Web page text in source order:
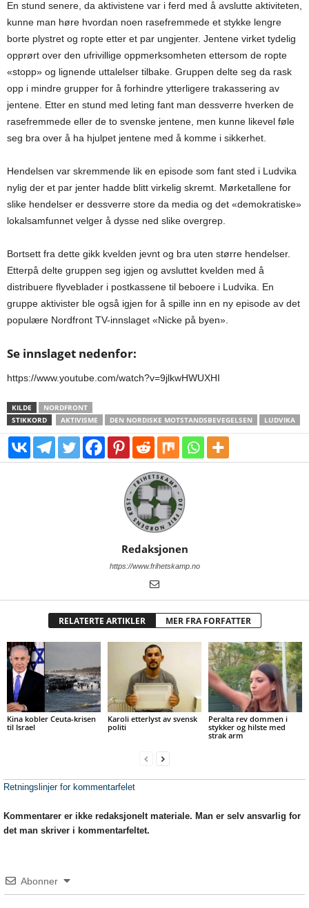
En stund senere, da aktivistene var i ferd med å avslutte aktiviteten,
kunne man høre hvordan noen rasefremmede et stykke lengre
borte plystret og ropte etter et par ungjenter. Jentene virket tydelig
opprørt over den ufrivillige oppmerksomheten ettersom de ropte
«stopp» og lignende uttalelser tilbake. Gruppen delte seg da rask
opp i mindre grupper for å forhindre ytterligere trakassering av
jentene. Etter en stund med leting fant man dessverre hverken de
rasefremmede eller de to svenske jentene, men kunne likevel føle
seg bra over å ha hjulpet jentene med å komme i sikkerhet.
Hendelsen var skremmende lik en episode som fant sted i Ludvika
nylig der et par jenter hadde blitt virkelig skremt. Mørketallene for
slike hendelser er dessverre store da media og det «demokratiske»
lokalsamfunnet velger å dysse ned slike overgrep.
Bortsett fra dette gikk kvelden jevnt og bra uten større hendelser.
Etterpå delte gruppen seg igjen og avsluttet kvelden med å
distribuere flyveblader i postkassene til beboere i Ludvika. En
gruppe aktivister ble også igjen for å spille inn en ny episode av det
populære Nordfront TV-innslaget «Nicke på byen».
Se innslaget nedenfor:
https://www.youtube.com/watch?v=9jlkwHWUXHI
KILDE
NORDFRONT
STIKKORD
AKTIVISME DEN NORDISKE MOTSTANDSBEVEGELSEN LUDVIKA
Redaksjonen
https://www.frihetskamp.no
RELATERTE ARTIKLER MER FRA FORFATTER
Kina kobler Ceuta-krisen
til Israel
Karoli etterlyst av svensk
politi
Peralta rev dommen i
stykker og hilste med
strak arm
Retningslinjer for kommentarfelet
Kommentarer er ikke redaksjonelt materiale. Man er selv ansvarlig for
det man skriver i kommentarfeltet.
Abonner